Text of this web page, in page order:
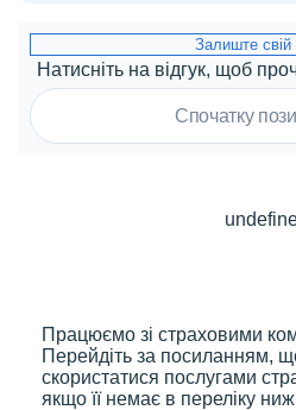
Спочатку
Натисніть на відгук, щоб
Залиште свій
Працюємо зі страховими
Перейдіть за посиланням,
скористатися послугами
якщо її немає в переліку